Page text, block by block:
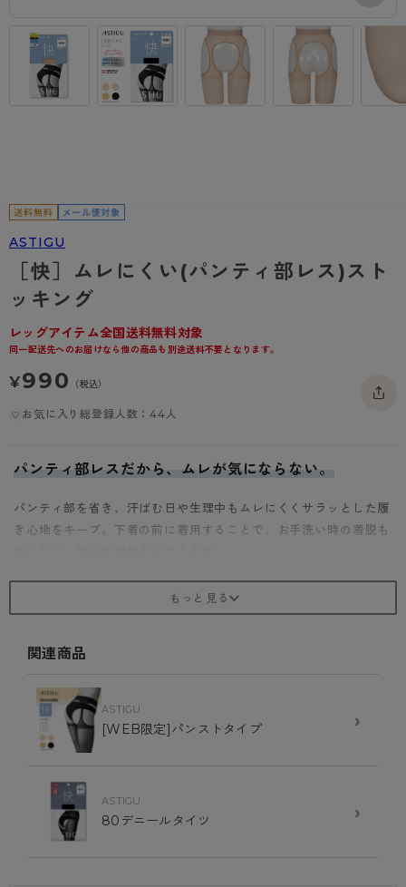
- 着圧ストッキング
- パンティ部レスストッキング
タイツ
- ひざ下丈タイツ
- 着圧タイツ
ソックス・靴下
レギンス・スパッツ
- ブラトップ
ショーツ
- レギュラーショーツ
肌着・インナー
- 長袖（七分袖以上）
- タンクトップ
- カップ付きインナー
ルームウェア・パジャマ
アクティブ・スポーツ
- スポーツブラ
雑貨・小物
Tバック・ビキニ
肌着・インナー
ルームウェア・パジャマ
ハイソックス
スクールソックス
スポーツブラ
ショーツ
レギュラーショーツ
スゴスト
フェイクタイツ
hotto comfort
スクールタイム
みんなの、みんなの。
CLINICAL
ハイジュニ
私に似合う、ストッキング選び
タイツの選び方
ご利用ガイド
はじめての方へ
よくある質問（FAQ）
配送方法について
返品・交換について
お問い合わせについて
ASTIGU
［快］ムレにくい(パンティ部レス)スト
ッキング
レッグアイテム全国送料無料対象
同一配送先へのお届けなら他の商品も別途送料不要となります。
¥990 （税込）
お気に入り総登録人数：44人
パンティ部レスだから、ムレが気にならない。
パンティ部を省き、汗ばむ日や生理中もムレにくくサラッとした履
き心地をキープ。下着の前に着用することで、お手洗い時の着脱も
★はきやすくなってリニューアル★
・レッグ部分が破れにくい！
【快】 ムレにくい(パンティ部レス)ストッキング
タフで破れにくい。
軽快に過ごせるパンティ部レス。
汗がべたつく季節も、忙しい時も着脱ラクチン
お手洗いや忙しい時、ストッキングの着脱時間を短縮したい方にお
すすめ。
女性が抱える様々なお悩みを解決する機能性ストッキングです。
関連商品
ASTIGU
[WEB限定]パンストタイプ ›
ASTIGU
80デニールタイツ ›